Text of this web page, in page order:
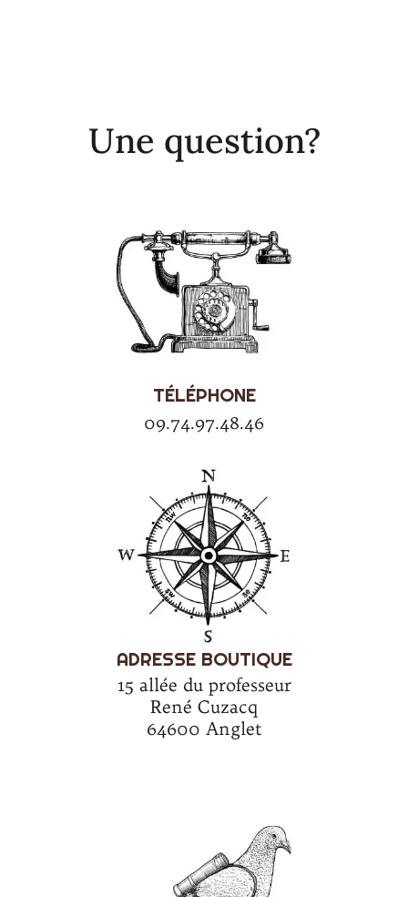
Une question?
TÉLÉPHONE
09.74.97.48.46
ADRESSE BOUTIQUE
15 allée du professeur
René Cuzacq
64600 Anglet